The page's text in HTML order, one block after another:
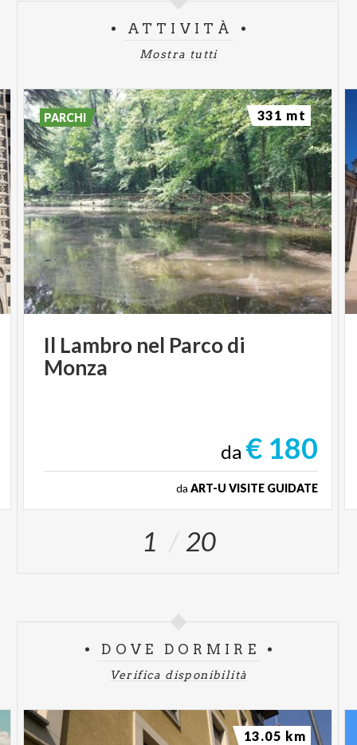
ATTIVITÀ
Mostra tutti
Il Lambro nel Parcodi
Monza
da € 180
da ART-U VISITE GUIDATE
PARCHI 331 mt
1 20
DOVE DORMIRE
Verifica disponibilità
13.05 km